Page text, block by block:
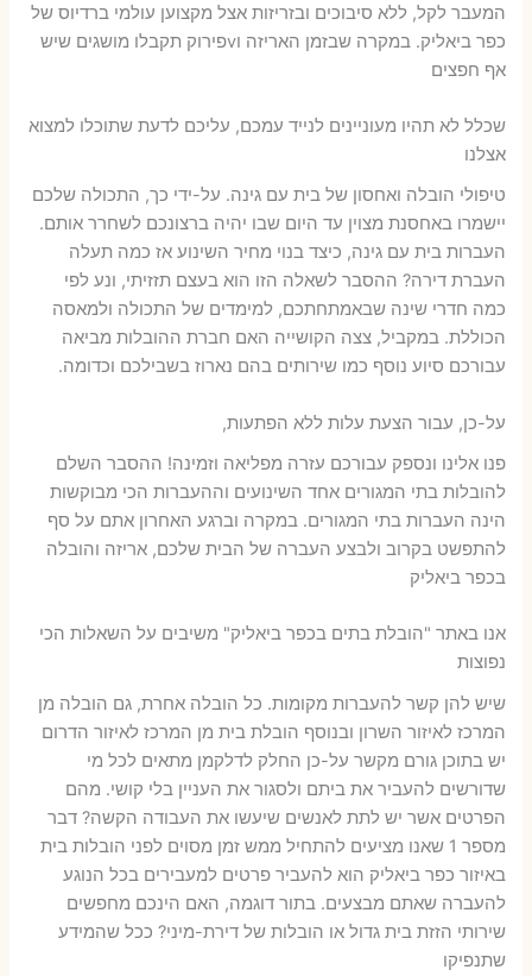
המעבר לקל, ללא סיבוכים ובזריזות אצל מקצוען עולמי ברדיוס של
כפר ביאליק. במקרה שבזמן האריזה וvפירוק תקבלו מושגים שיש
אף חפצים
שכלל לא תהיו מעוניינים לנייד עמכם, עליכם לדעת שתוכלו למצוא
אצלנו
טיפולי הובלה ואחסון של בית עם גינה. על-ידי כך, התכולה שלכם
יישמרו באחסנת מצוין עד היום שבו יהיה ברצונכם לשחרר אותם.
העברות בית עם גינה, כיצד בנוי מחיר השינוע אז כמה תעלה
העברת דירה? ההסבר לשאלה הזו הוא בעצם תזזיתי, ונע לפי
כמה חדרי שינה שבאמתחתכם, למימדים של התכולה ולמאסה
הכוללת. במקביל, צצה הקושייה האם חברת ההובלות מביאה
עבורכם סיוע נוסף כמו שירותים בהם נארוז בשבילכם וכדומה.
על-כן, עבור הצעת עלות ללא הפתעות,
פנו אלינו ונספק עבורכם עזרה מפליאה וזמינה! ההסבר השלם
להובלות בתי המגורים אחד השינועים וההעברות הכי מבוקשות
הינה העברות בתי המגורים. במקרה וברגע האחרון אתם על סף
להתפשט בקרוב ולבצע העברה של הבית שלכם, אריזה והובלה
בכפר ביאליק
אנו באתר "הובלת בתים בכפר ביאליק" משיבים על השאלות הכי
נפוצות
שיש להן קשר להעברות מקומות. כל הובלה אחרת, גם הובלה מן
המרכז לאיזור השרון ובנוסף הובלת בית מן המרכז לאיזור הדרום
יש בתוכן גורם מקשר על-כן החלק לדלקמן מתאים לכל מי
שדורשים להעביר את ביתם ולסגור את העניין בלי קושי. מהם
הפרטים אשר יש לתת לאנשים שיעשו את העבודה הקשה? דבר
מספר 1 שאנו מציעים להתחיל ממש זמן מסוים לפני הובלות בית
באיזור כפר ביאליק הוא להעביר פרטים למעבירים בכל הנוגע
להעברה שאתם מבצעים. בתור דוגמה, האם הינכם מחפשים
שירותי הזזת בית גדול או הובלות של דירת-מיני? ככל שהמידע
שתנפיקו